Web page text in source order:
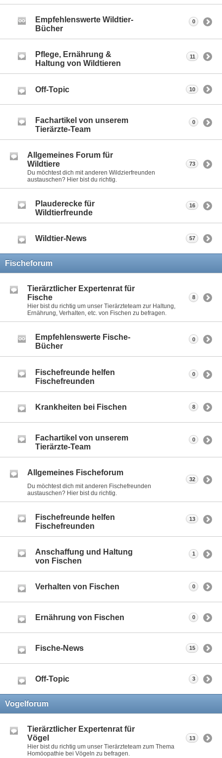
Empfehlenswerte Wildtier-
Bücher
0
Pflege, Ernährung &
Haltung von Wildtieren
11
Off-Topic 10
Fachartikel von unserem
Tierärzte-Team
0
Allgemeines Forum für
Wildtiere
Du möchtest dich mit anderen Wildzierfreunden
austauschen? Hier bist du richtig.
73
Plauderecke für
Wildtierfreunde
16
Wildtier-News 57
Fischeforum
Tierärztlicher Expertenrat für
Fische
Hier bist du richtig um unser Tierärzteteam zur Haltung,
Ernährung, Verhalten, etc. von Fischen zu befragen.
8
Empfehlenswerte Fische-
Bücher
0
Fischefreunde helfen
Fischefreunden
0
Krankheiten bei Fischen 8
Fachartikel von unserem
Tierärzte-Team
0
Allgemeines Fischeforum
Du möchtest dich mit anderen Fischefreunden
austauschen? Hier bist du richtig.
32
Fischefreunde helfen
Fischefreunden
13
Anschaffung und Haltung
von Fischen
1
Verhalten von Fischen 0
Ernährung von Fischen 0
Fische-News 15
Off-Topic 3
Vogelforum
Tierärztlicher Expertenrat für
Vögel
Hier bist du richtig um unser Tierärzteteam zum Thema
Homöopathie bei Vögeln zu befragen.
13